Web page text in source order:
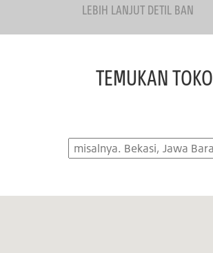
LEBIH LANJUT DETIL BAN
TEMUKAN TOKO